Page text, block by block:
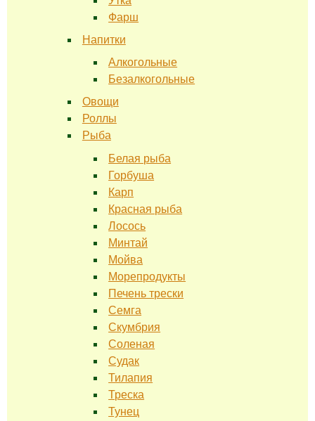
Фарш
Напитки
Алкогольные
Безалкогольные
Овощи
Роллы
Рыба
Белая рыба
Горбуша
Карп
Красная рыба
Лосось
Минтай
Мойва
Морепродукты
Печень трески
Семга
Скумбрия
Соленая
Судак
Тилапия
Треска
Тунец